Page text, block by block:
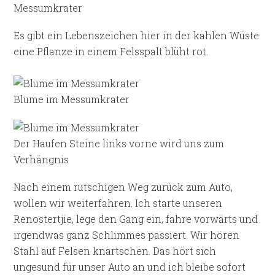
Messumkrater
Es gibt ein Lebenszeichen hier in der kahlen Wüste:
eine Pflanze in einem Felsspalt blüht rot.
Blume im Messumkrater
Der Haufen Steine links vorne wird uns zum
Verhängnis
Nach einem rutschigen Weg zurück zum Auto,
wollen wir weiterfahren. Ich starte unseren
Renostertjie, lege den Gang ein, fahre vorwärts und
irgendwas ganz Schlimmes passiert. Wir hören
Stahl auf Felsen knartschen. Das hört sich
ungesund für unser Auto an und ich bleibe sofort